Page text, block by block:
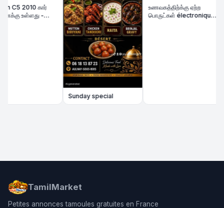
2010 கார்
உள்ளது -
Sunday special
உணவகத்திற்க்கு ஏற்ற
பொருட்கள் électronique
விற்பனைக்கு
TamilMarket
Petites annonces tamoules gratuites en France